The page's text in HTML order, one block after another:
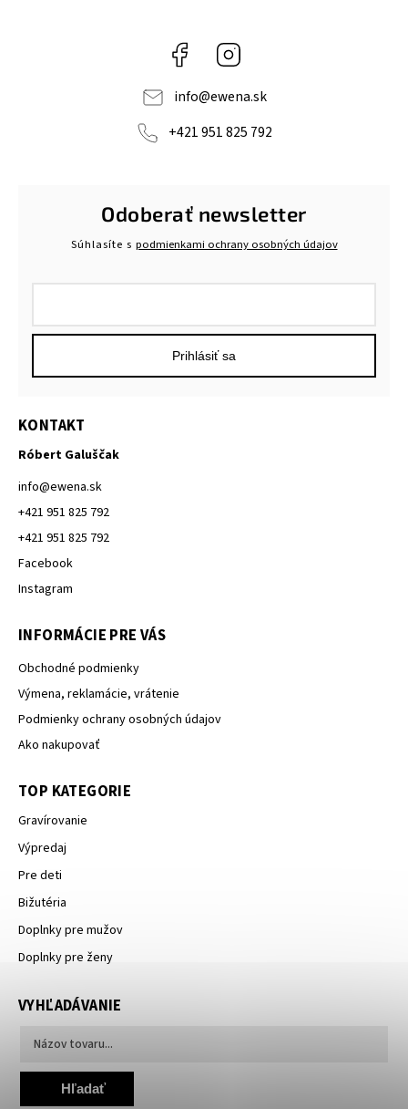
Facebook
info@ewena.sk
+421 951 825 792
Odoberať newsletter
Súhlasíte s podmienkami ochrany osobných údajov
Prihlásiť sa
KONTAKT
Róbert Galuščak
info@ewena.sk
+421 951 825 792
+421 951 825 792
Facebook
Instagram
INFORMÁCIE PRE VÁS
Obchodné podmienky
Výmena, reklamácie, vrátenie
Podmienky ochrany osobných údajov
Ako nakupovať
TOP KATEGORIE
Gravírovanie
Výpredaj
Pre deti
Bižutéria
Doplnky pre mužov
Doplnky pre ženy
VYHĽADÁVANIE
Hľadať